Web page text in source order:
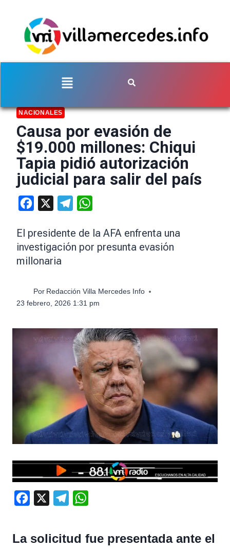
NACIONALES
Causa por evasión de
$19.000 millones: Chiqui
Tapia pidió autorización
judicial para salir del país
Facebook Telegram
El presidente de la AFA enfrenta una
investigación por presunta evasión
millonaria
Por Redacción Villa Mercedes Info
23 febrero, 2026 1:31 pm
e
e
t
La solicitud fue presentada ante el